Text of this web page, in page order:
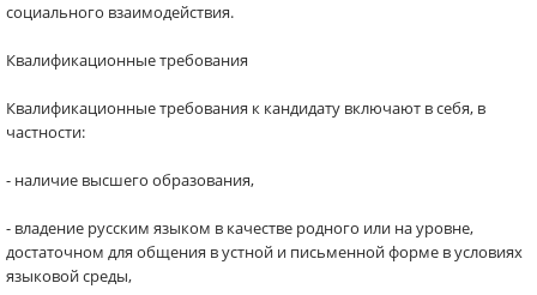
социального взаимодействия.
Квалификационные требования
Квалификационные требования к кандидату включают в себя, в
частности:
- наличие высшего образования,
- владение русским языком в качестве родного или на уровне,
достаточном для общения в устной и письменной форме в условиях
языковой среды,